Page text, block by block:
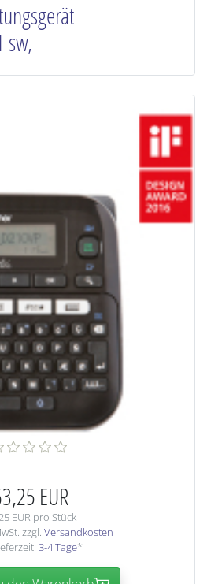
sw,
EUR
EUR pro Stück
zzgl. Versandkosten
3-4 Tage*